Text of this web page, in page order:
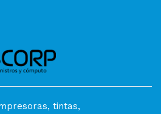
tintas,